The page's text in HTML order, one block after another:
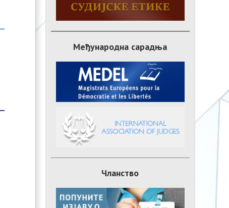
Међународна сарадња
Чланство